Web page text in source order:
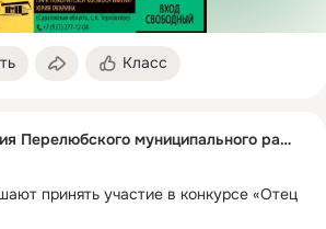
Класс
Администрация Перелюбского муниципального района
принять участие в конкурсе «Отец